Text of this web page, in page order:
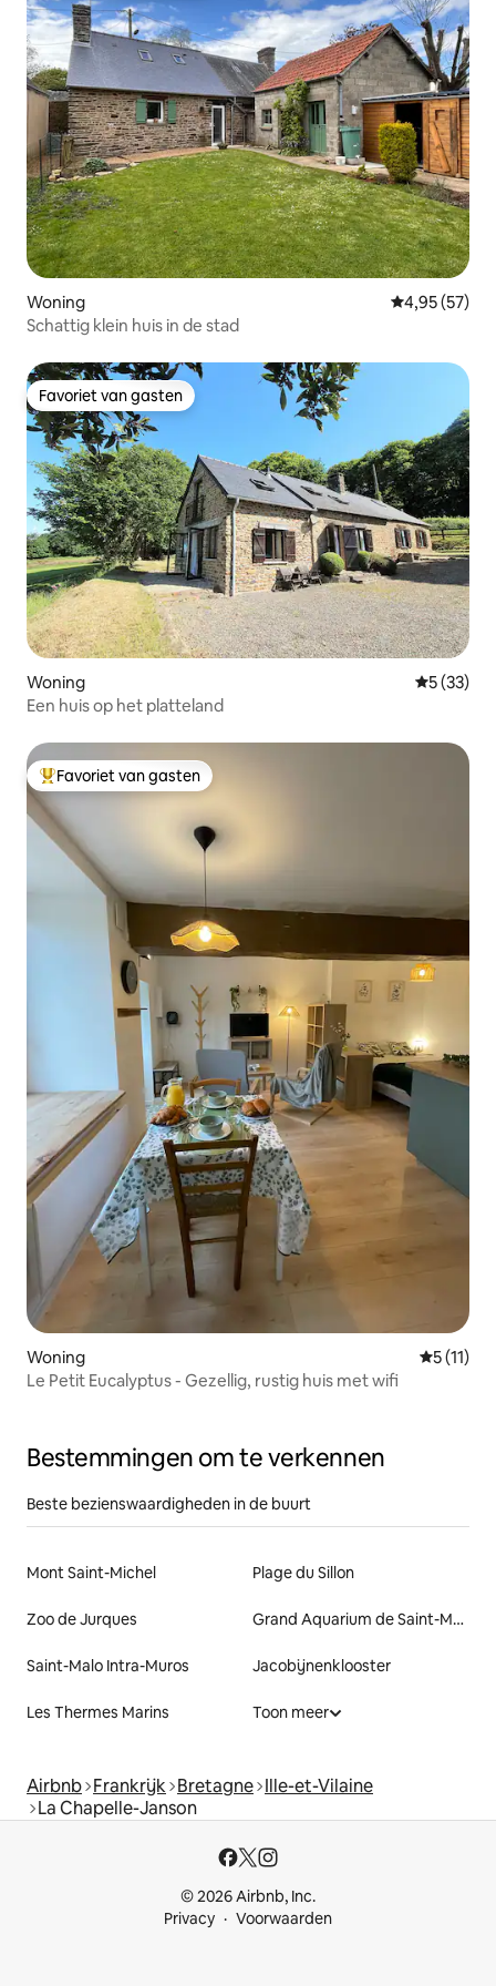
Woning Gemiddelde
4,95 (57)
Schattig klein huis in de stad
Favoriet van gasten
Favoriet van gasten
Woning
5 (33)
Een huis op het platteland
Topfavoriet van gasten
Favoriet van gasten
Woning
5 (11)
Le Petit Eucalyptus - Gezellig, rustig huis met wifi
Bestemmingen om te verkennen
Beste bezienswaardigheden in de buurt
Mont Saint-Michel Plage du Sillon
Zoo de Jurques Grand Aquarium de Saint-Malo
Saint-Malo Intra-Muros Jacobijnenklooster
Les Thermes Marins Toon meer
Airbnb Frankrijk Bretagne Ille-et-Vilaine
La Chapelle-Janson
© 2026 Airbnb, Inc.
Privacy
Voorwaarden